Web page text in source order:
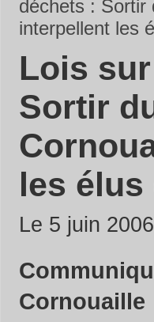
déchets : Sortir
interpellent les
Lois
Sortir
les
Le 5 juin 2006
Cornouaille